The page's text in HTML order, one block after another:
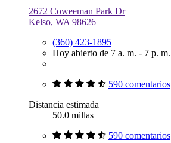
2672 Coweeman Park Dr
Kelso, WA 98626
(360) 423-1895
Hoy abierto de 7 a. m. - 7 p. m.
590 comentarios
Distancia estimada
50.0 millas
590 comentarios